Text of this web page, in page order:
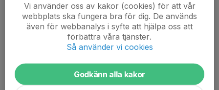
Vi använder oss av kakor (cookies) för att vår
webbplats ska fungera bra för dig. De används
även för webbanalys i syfte att hjälpa oss att
förbättra våra tjänster.
Så använder vi cookies
Godkänn alla kakor